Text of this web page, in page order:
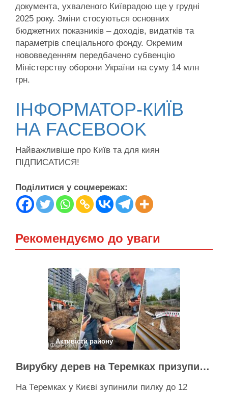
документа, ухваленого Київрадою ще у грудні
2025 року. Зміни стосуються основних
бюджетних показників – доходів, видатків та
параметрів спеціального фонду. Окремим
нововведенням передбачено субвенцію
Міністерству оборони України на суму 14 млн
грн.
ІНФОРМАТОР-КИЇВ
НА FACEBOOK
Найважливіше про Київ та для киян
ПІДПИСАТИСЯ!
Поділитися у соцмережах:
Рекомендуємо до уваги
Активісти району
Вирубку дерев на Теремках призупинили після приїзду заступника Кличка – почався діалог
На Теремках у Києві зупинили пилку до 12